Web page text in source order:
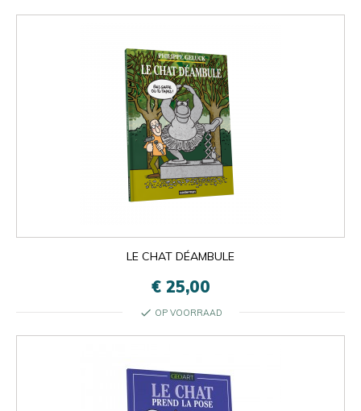
LE CHAT DÉAMBULE
€ 25,00
check OP VOORRAAD